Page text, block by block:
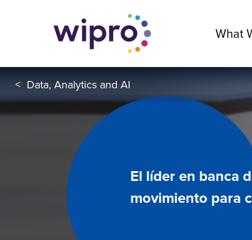
What
< Data, Analytics and AI
El líder en banca
movimiento para